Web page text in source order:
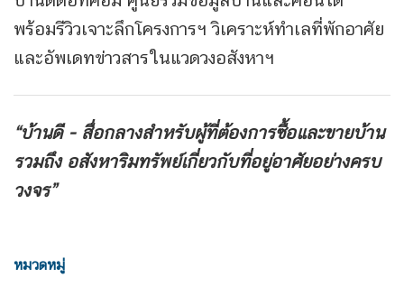
พร้อมรีวิวเจาะลึกโครงการฯ วิเคราะห์ทำเลที่พักอาศัย
และอัพเดทข่าวสารในแวดวงอสังหาฯ
“บ้านดี - สื่อกลางสำหรับผู้ที่ต้องการซื้อและขายบ้าน
รวมถึง อสังหาริมทรัพย์เกี่ยวกับที่อยู่อาศัยอย่างครบ
วงจร”
หมวดหมู่